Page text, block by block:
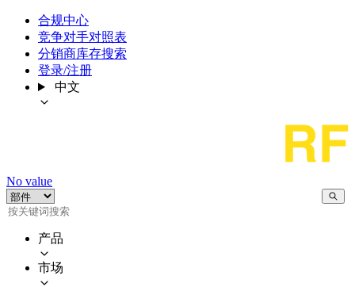
合规中心
竞争对手对照表
分销商库存搜索
登录/注册
中文
No value
产品
市场